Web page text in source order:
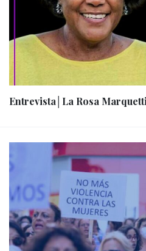
Entrevista│La Rosa